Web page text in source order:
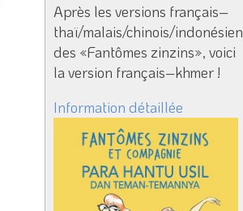
Après les versions français–
thaï/malais/chinois/indonésien
des «Fantômes zinzins», voici
la version français–khmer !
Information détaillée